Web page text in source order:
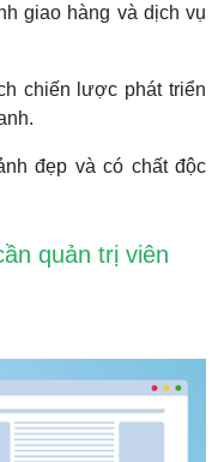
giao hàng và dịch vụ
chiến lược phát triển
đẹp và có chất độc
quản trị viên